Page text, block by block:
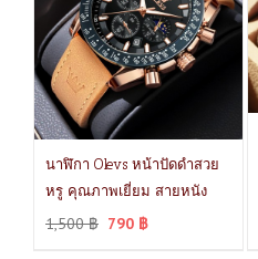
นาฬิกา Olevs หน้าปัดดำสวย
หรู คุณภาพเยี่ยม สายหนัง
1,500฿ 790 ฿